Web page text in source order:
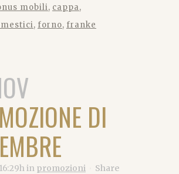
mobili cappa
forno franke
DI
in promozioni Share